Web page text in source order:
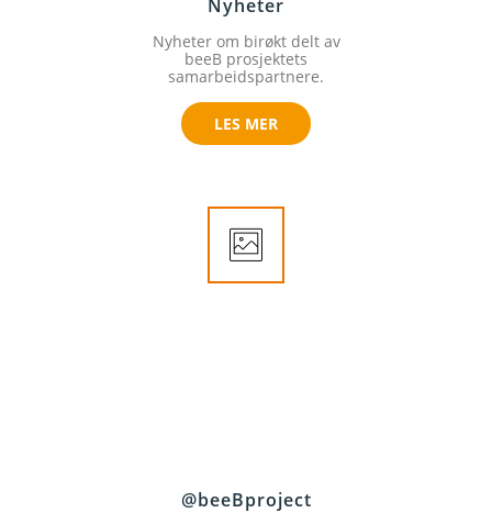
Nyheter
Nyheter om birøkt delt av
beeB prosjektets
samarbeidspartnere.
LES MER
@beeBproject